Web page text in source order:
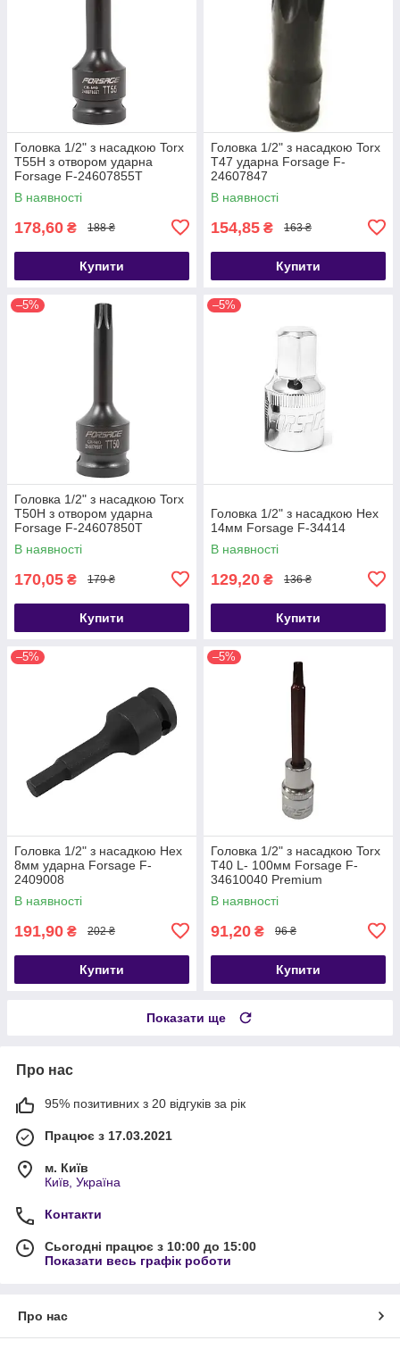
Головка 1/2" з насадкою Torx
T55H з отвором ударна
Forsage F-24607855T
В наявності
178,60 ₴ 188 ₴
Купити
Головка 1/2" з насадкою Torx
T47 ударна Forsage F-
24607847
В наявності
154,85 ₴ 163 ₴
Купити
–5%
Головка 1/2" з насадкою Torx
T50H з отвором ударна
Forsage F-24607850T
В наявності
170,05 ₴ 179 ₴
Купити
–5%
Головка 1/2" з насадкою Hex
14мм Forsage F-34414
В наявності
129,20 ₴ 136 ₴
Купити
–5%
Головка 1/2" з насадкою Hex
8мм ударна Forsage F-
2409008
В наявності
191,90 ₴ 202 ₴
Купити
–5%
Головка 1/2" з насадкою Torx
T40 L- 100мм Forsage F-
34610040 Premium
В наявності
91,20 ₴ 96 ₴
Купити
Показати ще
Про нас
95% позитивних з 20 відгуків за рік
Працює з 17.03.2021
м. Київ
Київ, Україна
Контакти
Сьогодні працює з 10:00 до 15:00
Показати весь графік роботи
Про нас